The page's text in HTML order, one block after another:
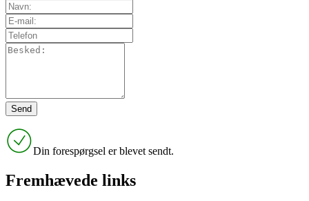
Din forespørgsel er blevet sendt.
Fremhævede links